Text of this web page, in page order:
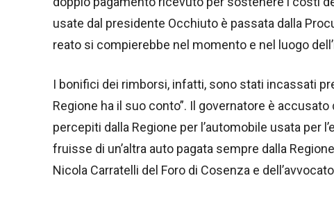
usate dal presidente Occhiuto è passata dalla
reato si compierebbe nel momento e nel luogo
I bonifici dei rimborsi, infatti, sono stati incassati
Regione ha il suo conto”. Il governatore è
percepiti dalla Regione per l’automobile usata per
fruisse di un’altra auto pagata sempre dalla
Nicola Carratelli del Foro di Cosenza e